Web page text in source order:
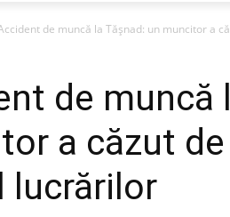
de muncă la Tășnad: un muncitor a
de muncă
a căzut
lucrărilor